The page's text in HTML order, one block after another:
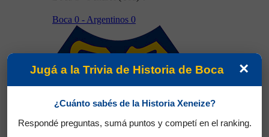
Boca 0 - Argentinos 0
×
Jugá a la Trivia de Historia de Boca
¿Cuánto sabés de la Historia Xeneize?
Respondé preguntas, sumá puntos y competí en el ranking.